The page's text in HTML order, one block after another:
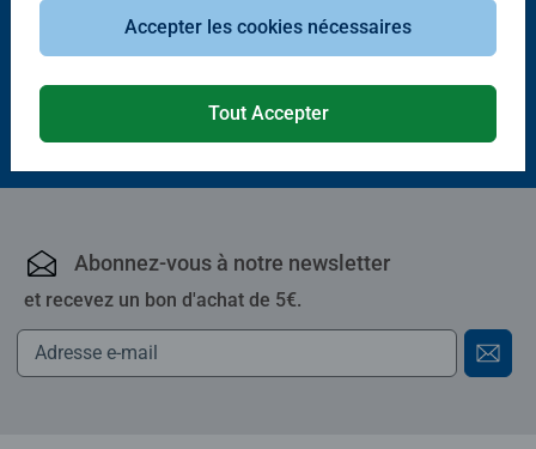
Mes jeux de petite section
Abonnez-vous à notre newsletter
et recevez un bon d'achat de 5€.
Accepter les cookies nécessaires
Tout Accepter